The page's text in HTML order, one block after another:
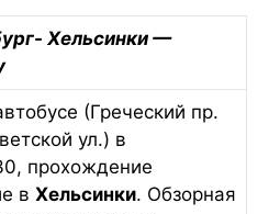
Хельсинки —
(Греческий пр.
ул.) в
прохождение
в Хельсинки. Обзорная